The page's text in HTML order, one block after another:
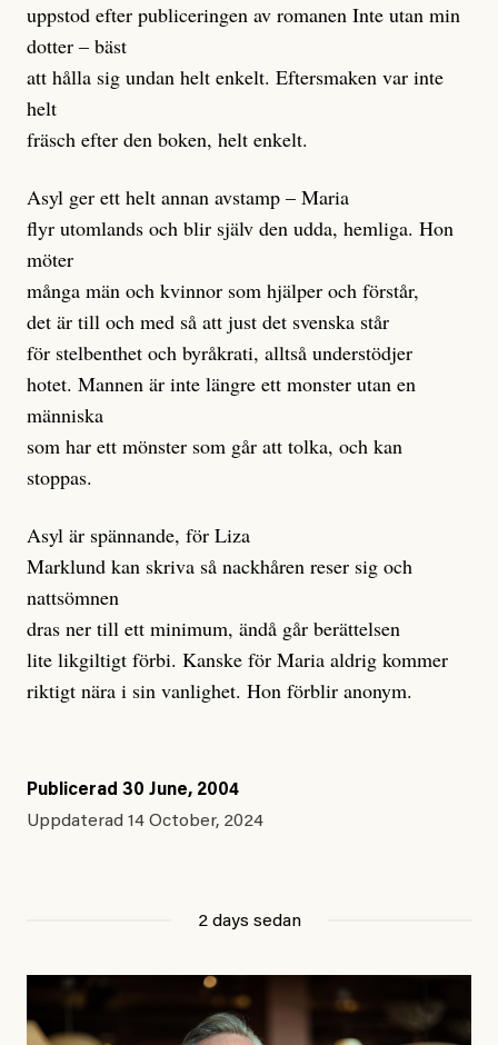
uppstod efter publiceringen av romanen Inte utan min
dotter – bäst
att hålla sig undan helt enkelt. Eftersmaken var inte
helt
fräsch efter den boken, helt enkelt.
Asyl ger ett helt annan avstamp – Maria
flyr utomlands och blir själv den udda, hemliga. Hon
möter
många män och kvinnor som hjälper och förstår,
det är till och med så att just det svenska står
för stelbenthet och byråkrati, alltså understödjer
hotet. Mannen är inte längre ett monster utan en
människa
som har ett mönster som går att tolka, och kan
stoppas.
Asyl är spännande, för Liza
Marklund kan skriva så nackhåren reser sig och
nattsömnen
dras ner till ett minimum, ändå går berättelsen
lite likgiltigt förbi. Kanske för Maria aldrig kommer
riktigt nära i sin vanlighet. Hon förblir anonym.
Publicerad 30 June, 2004
Uppdaterad 14 October, 2024
2 days sedan